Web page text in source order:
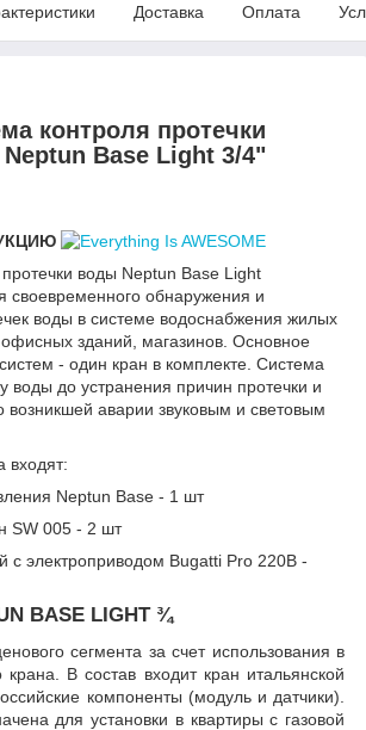
Доставка Оплата
контроля протечки
Base Light 3/4"
воды Neptun Base Light
своевременного обнаружения и
воды в системе водоснабжения жилых
зданий, магазинов. Основное
- один кран в комплекте. Система
воды до устранения причин протечки и
аварии звуковым и световым
входят:
Neptun Base - 1 шт
SW 005 - 2 шт
с электроприводом Bugatti Pro 220В -
BASE LIGHT ¾
сегмента за счет использования в
крана. В состав входит кран итальянской
компоненты (модуль и датчики).
для установки в квартиры с газовой